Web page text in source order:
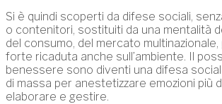
Si è quindi scoperti da difese sociali,
o contenitori, sostituiti da una mentalità
del consumo, del mercato
forte ricaduta anche sull’ambiente. Il
benessere sono diventi una difesa
di massa per anestetizzare emozioni più
elaborare e gestire.